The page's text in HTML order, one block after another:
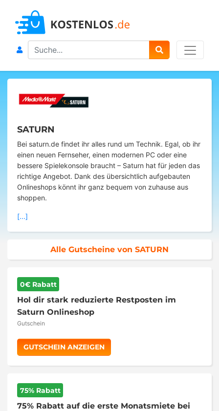
Search
SATURN
Bei saturn.de findet ihr alles rund um Technik. Egal, ob ihr
einen neuen Fernseher, einen modernen PC oder eine
bessere Spielekonsole braucht – Saturn hat für jeden das
richtige Angebot. Dank des übersichtlich aufgebauten
Onlineshops könnt ihr ganz bequem von zuhause aus
shoppen.
[...]
Alle Gutscheine von SATURN
0€ Rabatt
Hol dir stark reduzierte Restposten im
Saturn Onlineshop
Gutschein
GUTSCHEIN ANZEIGEN
75% Rabatt
75% Rabatt auf die erste Monatsmiete bei